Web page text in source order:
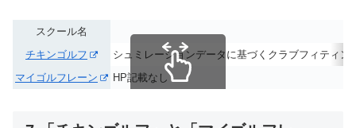
スクール名
チキンゴルフ
シュミレーションデータに基づく クラブフィティン
マイゴルフレーン
HP記載なし